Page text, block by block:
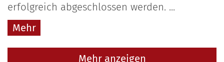
erfolgreich abgeschlossen werden. ...
Mehr
Mehr anzeigen